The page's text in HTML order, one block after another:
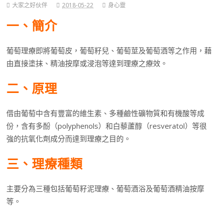
大家之好伙伴 2018-05-22 身心靈
一、簡介
葡萄理療即將葡萄皮，葡萄籽兒、葡萄莖及葡萄酒等之作用，藉
由直接塗抹、精油按摩或浸泡等達到理療之療效。
二、原理
借由葡萄中含有豐富的維生素、多種鹼性礦物質和有機酸等成
份，含有多酚（polyphenols）和白藜蘆醇（resveratol）等很
強的抗氧化劑成分而達到理療之目的。
三、理療種類
主要分為三種包括葡萄籽泥理療、葡萄酒浴及葡萄酒精油按摩
等。